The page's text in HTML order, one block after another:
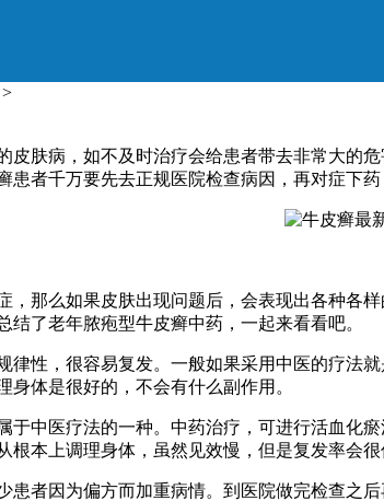
>
病，如不及时治疗会给患者带去非常大的危
患者千万要先去正规医院检查病因，再对症下
么如果皮肤出现问题后，会表现出各种各
了老年脓疱型牛皮癣中药，一起来看看吧。
，很容易复发。一般如果采用中医的疗法
体是很好的，不会有什么副作用。
医疗法的一种。中药治疗，可进行活血化
本上调理身体，虽然见效慢，但是复发率会很
因为偏方而加重病情。到医院做完检查之